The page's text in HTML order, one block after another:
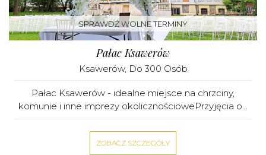
SPRAWDŹ WOLNE TERMINY
Pałac Ksawerów
Ksawerów, Do 300 Osób
Pałac Ksawerów - idealne miejsce na chrzciny,
komunie i inne imprezy okolicznościowePrzyjęcia o...
ZOBACZ SZCZEGÓŁY